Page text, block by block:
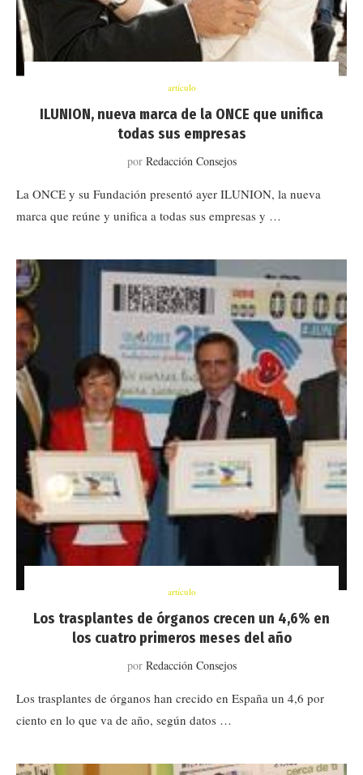
artículo
ILUNION, nueva marca de la ONCE que unifica
todas sus empresas
por Redacción Consejos
La ONCE y su Fundación presentó ayer ILUNION, la nueva
marca que reúne y unifica a todas sus empresas y …
artículo
Los trasplantes de órganos crecen un 4,6% en
los cuatro primeros meses del año
por Redacción Consejos
Los trasplantes de órganos han crecido en España un 4,6 por
ciento en lo que va de año, según datos …